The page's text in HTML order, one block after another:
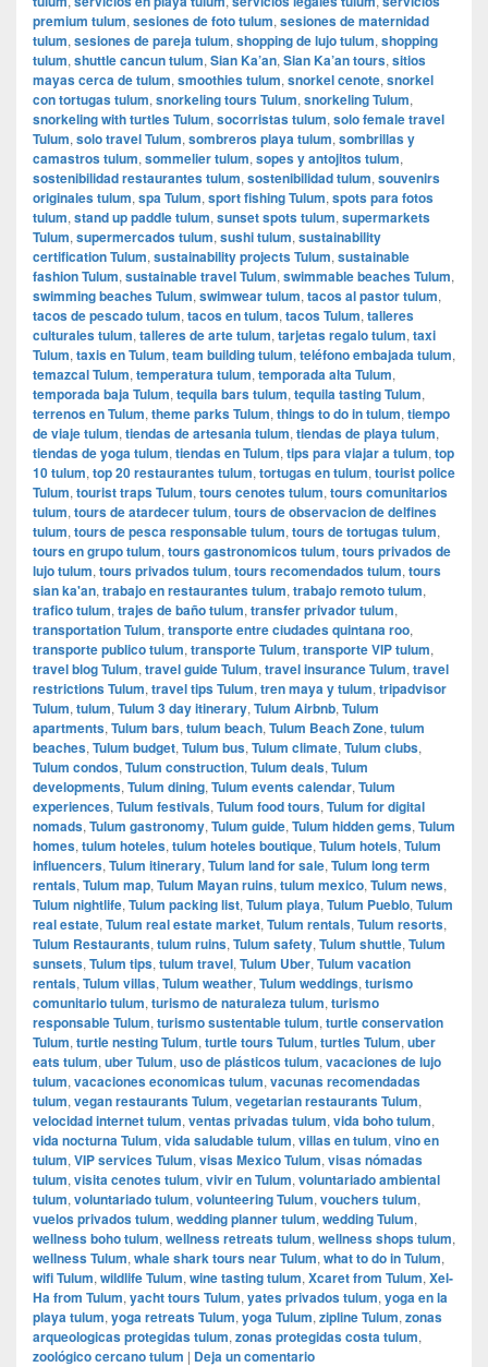
premium tulum, sesiones de foto tulum, sesiones de maternidad
tulum, sesiones de pareja tulum, shopping de lujo tulum, shopping
tulum, shuttle cancun tulum, Sian Ka’an, Sian Ka’an tours, sitios
mayas cerca de tulum, smoothies tulum, snorkel cenote, snorkel
con tortugas tulum, snorkeling tours Tulum, snorkeling Tulum,
snorkeling with turtles Tulum, socorristas tulum, solo female travel
Tulum, solo travel Tulum, sombreros playa tulum, sombrillas y
camastros tulum, sommelier tulum, sopes y antojitos tulum,
sostenibilidad restaurantes tulum, sostenibilidad tulum, souvenirs
originales tulum, spa Tulum, sport fishing Tulum, spots para fotos
tulum, stand up paddle tulum, sunset spots tulum, supermarkets
Tulum, supermercados tulum, sushi tulum, sustainability
certification Tulum, sustainability projects Tulum, sustainable
fashion Tulum, sustainable travel Tulum, swimmable beaches Tulum,
swimming beaches Tulum, swimwear tulum, tacos al pastor tulum,
tacos de pescado tulum, tacos en tulum, tacos Tulum, talleres
culturales tulum, talleres de arte tulum, tarjetas regalo tulum, taxi
Tulum, taxis en Tulum, team building tulum, teléfono embajada tulum,
temazcal Tulum, temperatura tulum, temporada alta Tulum,
temporada baja Tulum, tequila bars tulum, tequila tasting Tulum,
terrenos en Tulum, theme parks Tulum, things to do in tulum, tiempo
de viaje tulum, tiendas de artesania tulum, tiendas de playa tulum,
tiendas de yoga tulum, tiendas en Tulum, tips para viajar a tulum, top
10 tulum, top 20 restaurantes tulum, tortugas en tulum, tourist police
Tulum, tourist traps Tulum, tours cenotes tulum, tours comunitarios
tulum, tours de atardecer tulum, tours de observacion de delfines
tulum, tours de pesca responsable tulum, tours de tortugas tulum,
tours en grupo tulum, tours gastronomicos tulum, tours privados de
lujo tulum, tours privados tulum, tours recomendados tulum, tours
sian ka'an, trabajo en restaurantes tulum, trabajo remoto tulum,
trafico tulum, trajes de baño tulum, transfer privador tulum,
transportation Tulum, transporte entre ciudades quintana roo,
transporte publico tulum, transporte Tulum, transporte VIP tulum,
travel blog Tulum, travel guide Tulum, travel insurance Tulum, travel
restrictions Tulum, travel tips Tulum, tren maya y tulum, tripadvisor
Tulum, tulum, Tulum 3 day itinerary, Tulum Airbnb, Tulum
apartments, Tulum bars, tulum beach, Tulum Beach Zone, tulum
beaches, Tulum budget, Tulum bus, Tulum climate, Tulum clubs,
Tulum condos, Tulum construction, Tulum deals, Tulum
developments, Tulum dining, Tulum events calendar, Tulum
experiences, Tulum festivals, Tulum food tours, Tulum for digital
nomads, Tulum gastronomy, Tulum guide, Tulum hidden gems, Tulum
homes, tulum hoteles, tulum hoteles boutique, Tulum hotels, Tulum
influencers, Tulum itinerary, Tulum land for sale, Tulum long term
rentals, Tulum map, Tulum Mayan ruins, tulum mexico, Tulum news,
Tulum nightlife, Tulum packing list, Tulum playa, Tulum Pueblo, Tulum
real estate, Tulum real estate market, Tulum rentals, Tulum resorts,
Tulum Restaurants, tulum ruins, Tulum safety, Tulum shuttle, Tulum
sunsets, Tulum tips, tulum travel, Tulum Uber, Tulum vacation
rentals, Tulum villas, Tulum weather, Tulum weddings, turismo
comunitario tulum, turismo de naturaleza tulum, turismo
responsable Tulum, turismo sustentable tulum, turtle conservation
Tulum, turtle nesting Tulum, turtle tours Tulum, turtles Tulum, uber
eats tulum, uber Tulum, uso de plásticos tulum, vacaciones de lujo
tulum, vacaciones economicas tulum, vacunas recomendadas
tulum, vegan restaurants Tulum, vegetarian restaurants Tulum,
velocidad internet tulum, ventas privadas tulum, vida boho tulum,
vida nocturna Tulum, vida saludable tulum, villas en tulum, vino en
tulum, VIP services Tulum, visas Mexico Tulum, visas nómadas
tulum, visita cenotes tulum, vivir en Tulum, voluntariado ambiental
tulum, voluntariado tulum, volunteering Tulum, vouchers tulum,
vuelos privados tulum, wedding planner tulum, wedding Tulum,
wellness boho tulum, wellness retreats tulum, wellness shops tulum,
wellness Tulum, whale shark tours near Tulum, what to do in Tulum,
wifi Tulum, wildlife Tulum, wine tasting tulum, Xcaret from Tulum, Xel-
Ha from Tulum, yacht tours Tulum, yates privados tulum, yoga en la
playa tulum, yoga retreats Tulum, yoga Tulum, zipline Tulum, zonas
arqueologicas protegidas tulum, zonas protegidas costa tulum,
zoológico cercano tulum | Deja un comentario